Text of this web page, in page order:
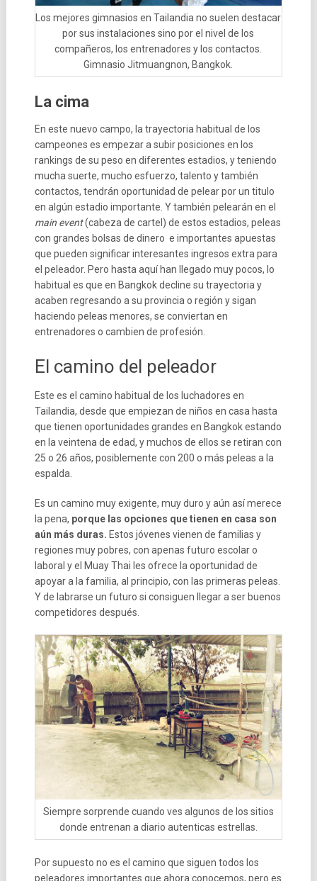
Los mejores gimnasios en Tailandia no suelen destacar
por sus instalaciones sino por el nivel de los
compañeros, los entrenadores y los contactos.
Gimnasio Jitmuangnon, Bangkok.
La cima
En este nuevo campo, la trayectoria habitual de los
campeones es empezar a subir posiciones en los
rankings de su peso en diferentes estadios, y teniendo
mucha suerte, mucho esfuerzo, talento y también
contactos, tendrán oportunidad de pelear por un titulo
en algún estadio importante. Y también pelearán en el
main event(cabeza de cartel) de estos estadios, peleas
con grandes bolsas de dinero e importantes apuestas
que pueden significar interesantes ingresos extra para
el peleador. Pero hasta aquí han llegado muy pocos, lo
habitual es que en Bangkok decline su trayectoria y
acaben regresando a su provincia o región y sigan
haciendo peleas menores, se conviertan en
entrenadores o cambien de profesión.
El camino del peleador
Este es el camino habitual de los luchadores en
Tailandia, desde que empiezan de niños en casa hasta
que tienen oportunidades grandes en Bangkok estando
en la veintena de edad, y muchos de ellos se retiran con
25 o 26 años, posiblemente con 200 o más peleas a la
espalda.
Es un camino muy exigente, muy duro y aún así merece
la pena, porque las opciones que tienen en casa son
aún más duras. Estos jóvenes vienen de familias y
regiones muy pobres, con apenas futuro escolar o
laboral y el Muay Thai les ofrece la oportunidad de
apoyar a la familia, al principio, con las primeras peleas.
Y de labrarse un futuro si consiguen llegar a ser buenos
competidores después.
Siempre sorprende cuando ves algunos de los sitios
donde entrenan a diario autenticas estrellas.
Por supuesto no es el camino que siguen todos los
peleadores importantes que ahora conocemos, pero es